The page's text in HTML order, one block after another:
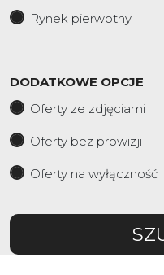
Rynek pierwotny
DODATKOWE OPCJE
Oferty ze zdjęciami
Oferty bez prowizji
Oferty na wyłączność